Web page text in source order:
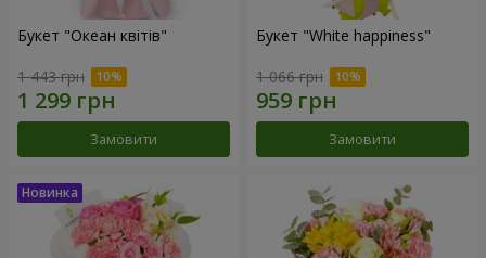
Букет "Океан квітів"
1 443 грн
Замовити
Букет "White happiness"
1 066 грн
Замовити